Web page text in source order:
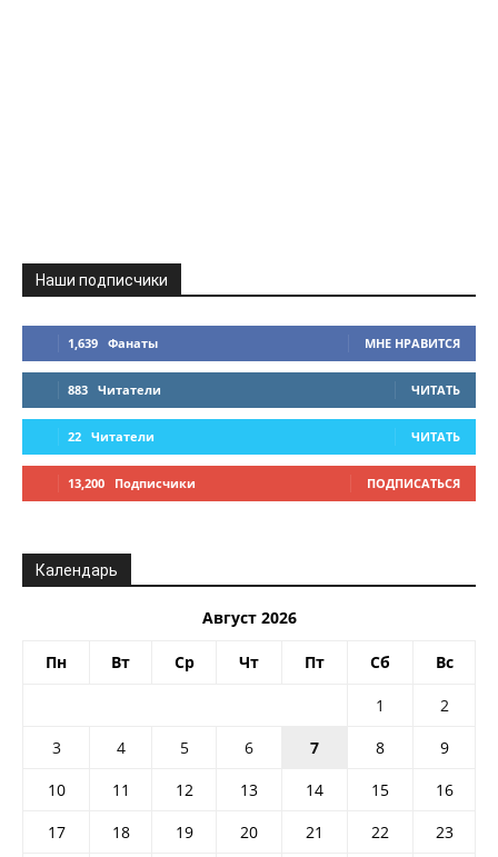
Наши подписчики
1,639 Фанаты МНЕ НРАВИТСЯ
883 Читатели ЧИТАТЬ
22 Читатели ЧИТАТЬ
13,200 Подписчики ПОДПИСАТЬСЯ
Календарь
Август 2026
Пн Вт Ср Чт Пт Сб Вс
1
2
3
4 5 6 7 8
9
10
11 12 13 14 15
16
17
18 19 20 21 22
23